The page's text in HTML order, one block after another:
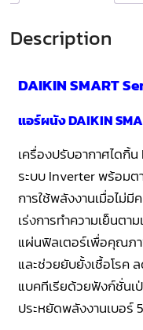
Description
DAIKIN SMART
แอร์ผนัง DAIKIN
เครื่องปรับอากาศไดกิ้
ระบบ Inverter พร้อมต
การใช้พลังงานเมื่อไม่
เร่งการทำความเย็นต
แผ่นฟิลเตอร์เพื่อคุณภ
และช่วยยับยั้งเชื้อโรค
แบคทีเรียด้วยฟังก์ชั่นเ
ประหยัดพลังงานเบอร์